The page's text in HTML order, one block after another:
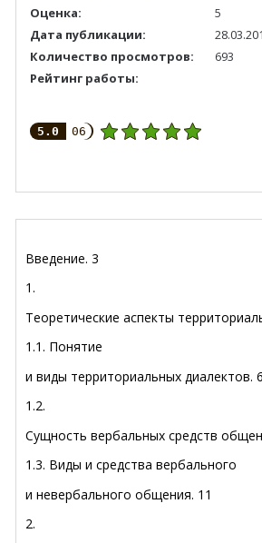
Оценка:
5
Дата публикации:
Количество просмотров:
693
Рейтинг работы:
5.0 06
Введение. 3
1.
Теоретические аспекты
1.1. Понятие
и виды территориальных диалектов. 6
1.2.
Сущность вербальных средств
1.3. Виды и средства вербального
и невербального общения. 11
2.